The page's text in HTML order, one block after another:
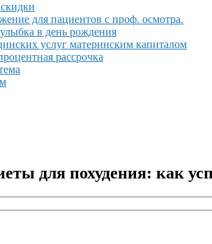
для пациентов с проф. осмотра.
в день рождения
услуг материнским капиталом
рассрочка
для похудения: как